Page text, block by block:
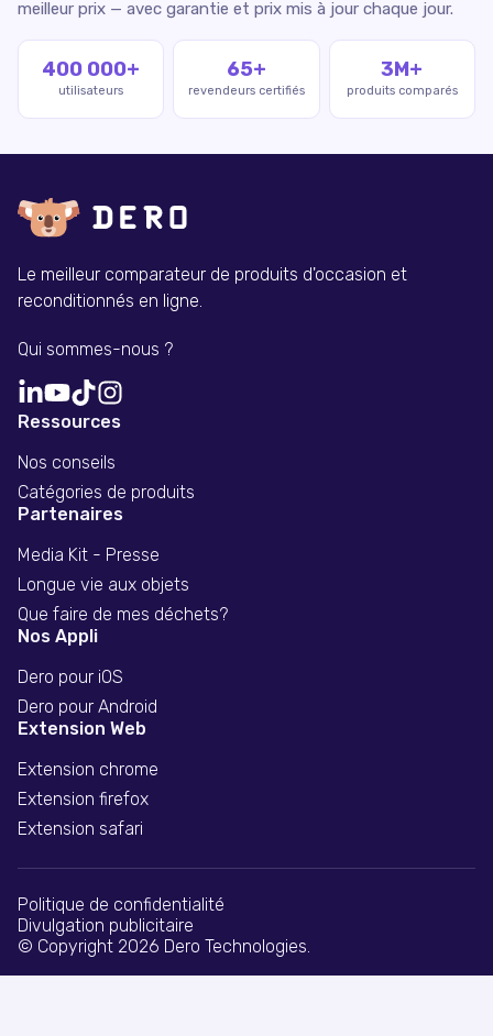
meilleur prix — avec garantie et prix mis à jour chaque jour.
400 000+
utilisateurs
65+
revendeurs certifiés
3M+
produits comparés
Le meilleur comparateur de produits d'occasion et
reconditionnés en ligne.
Qui sommes-nous ?
Ressources
Nos conseils
Catégories de produits
Partenaires
Media Kit - Presse
Longue vie aux objets
Que faire de mes déchets?
Nos Appli
Dero pour iOS
Dero pour Android
Extension Web
Extension chrome
Extension firefox
Extension safari
© Copyright 2026 Dero Technologies.
Politique de confidentialité
Divulgation publicitaire